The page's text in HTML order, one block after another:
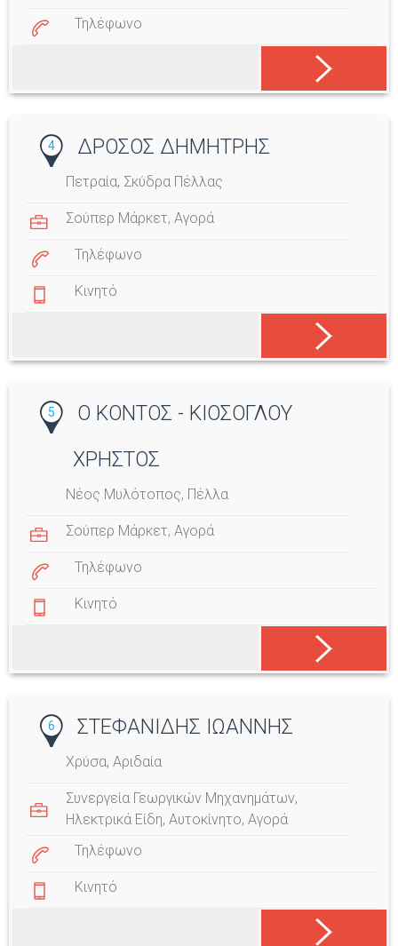
Τηλέφωνο
4 ΔΡΟΣΟΣ ΔΗΜΗΤΡΗΣ
Πετραία, Σκύδρα Πέλλας
Σούπερ Μάρκετ,Αγορά
Τηλέφωνο
Κινητό
5
Ο ΚΟΝΤΟΣ - ΚΙΟΣΟΓΛΟΥ
ΧΡΗΣΤΟΣ
Νέος Μυλότοπος, Πέλλα
Σούπερ Μάρκετ,Αγορά
Τηλέφωνο
Κινητό
6 ΣΤΕΦΑΝΙΔΗΣ ΙΩΑΝΝΗΣ
Χρύσα, Αριδαία
Συνεργεία Γεωργικών Μηχανημάτων,
Ηλεκτρικά Είδη,Αυτοκίνητο,Αγορά
Τηλέφωνο
Κινητό